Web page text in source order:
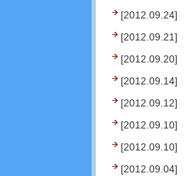
[2012.09.24]
[2012.09.21]
[2012.09.20]
[2012.09.14]
[2012.09.12]
[2012.09.10]
[2012.09.10]
[2012.09.04]